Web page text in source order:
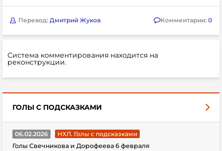
Перевод: Дмитрий Жуков Комментарии: 0
Система комментирования находится на
реконструкции.
ГОЛЫ С ПОДСКАЗКАМИ
06.02.2026
НХЛ. Голы с подсказками
Голы Свечникова и Дорофеева 6 февраля